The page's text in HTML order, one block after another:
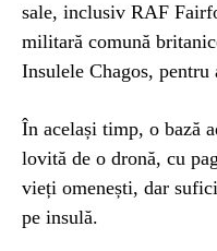
sale, inclusiv RAF
militară comună
Insulele Chagos,
În același timp, o bază
lovită de o dronă, cu
vieți omenești, dar
pe insulă.